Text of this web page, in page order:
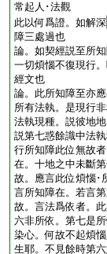
常起人･法觀
此以何爲證。如解深
障三處過也
論。如契經説至所
一切煩惱不復現行
經文也
論。此所知障至亦
所有法執。是現行
法執現種。説彼地
説第七惑餘識中法
行所知障此位無故
在。十地之中未斷
故。應言此位煩惱･
言所知障在。若言
故。言法爲依者。
六非所依。第七是
染心。何故不起煩
生耶。不見餘時第